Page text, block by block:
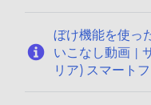
ぼけ機能を使っ
いこなし動画 |
リア) スマート